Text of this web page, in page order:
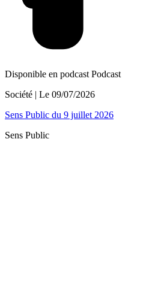
Disponible en podcast Podcast
Société | Le 09/07/2026
Sens Public du 9 juillet 2026
Sens Public